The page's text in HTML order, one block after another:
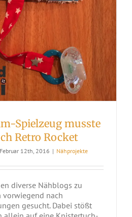
Spielzeug musste
Retro Rocket
Februar 12th, 2016 | Nähprojekte
diverse Nähblogs zu
vorwiegend nach
gesucht. Dabei stößt